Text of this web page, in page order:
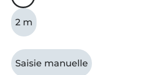
2 m
Saisie manuelle